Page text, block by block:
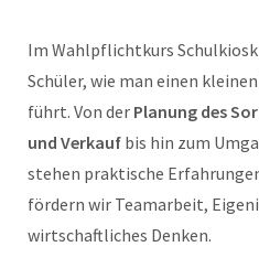
Im Wahlpflichtkurs
Schüler, wie man einen
führt. Von der Planung des
und Verkauf bis hin zum
stehen praktische
fördern wir Teamarbeit,
wirtschaftliches Denken.